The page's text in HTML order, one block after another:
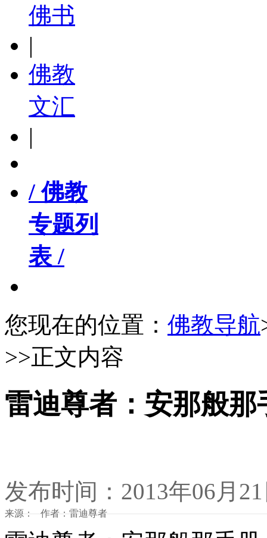
佛书
|
佛教
文汇
|
/ 佛教
专题列
表 /
您现在的位置： 佛教导航
>>正文内容
雷迪尊者：安那般那
发布时间：2013年06月
来源： 作者：雷迪尊者